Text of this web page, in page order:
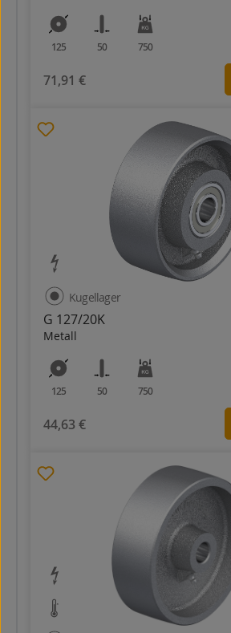
125 50 750
71,91 €
G 127/20K
Metall
Kugellager
125 50 750
44,63 €